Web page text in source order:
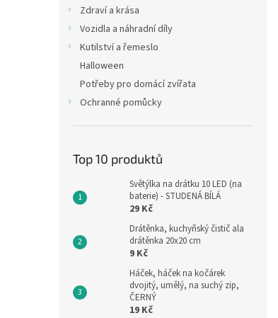
Zdraví a krása
Vozidla a náhradní díly
Kutilství a řemeslo
Halloween
Potřeby pro domácí zvířata
Ochranné pomůcky
Top 10 produktů
Světýlka na drátku 10 LED (na
baterie) - STUDENÁ BÍLÁ
29 Kč
Drátěnka, kuchyňský čistič ala
drátěnka 20x20 cm
9 Kč
Háček, háček na kočárek
dvojitý, umělý, na suchý zip,
ČERNÝ
19 Kč